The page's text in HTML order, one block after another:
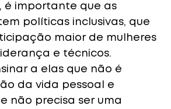
é importante que as
políticas inclusivas, que
maior de mulheres
e técnicos.
a elas que não é
da vida pessoal e
não precisa ser uma